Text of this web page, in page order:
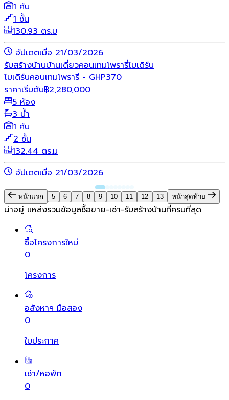
1 คัน
1 ชั้น
130.93 ตร.ม
อัปเดตเมื่อ 21/03/2026
รับสร้างบ้านบ้านเดี่ยวคอนเทมโพรารี่โมเดิร์น
โมเดิร์นคอนเทมโพรารี - GHP370
ราคาเริ่มต้น฿2,280,000
5 ห้อง
3 น้ำ
1 คัน
2 ชั้น
132.44 ตร.ม
อัปเดตเมื่อ 21/03/2026
หน้าแรก 5 6 7 8 9 10 11 12 13 หน้าสุดท้าย
น่าอยู่ แหล่งรวมข้อมูลซื้อขาย-เช่า-รับสร้างบ้านที่ครบที่สุด
ซื้อโครงการใหม่
0
โครงการ
อสังหาฯ มือสอง
0
ใบประกาศ
เช่า/หอพัก
0